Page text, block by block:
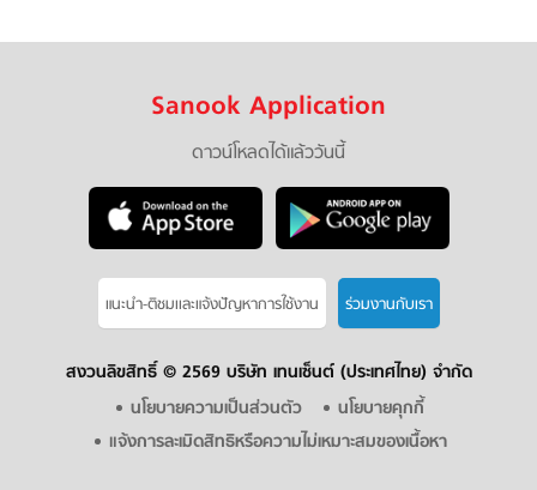
Sanook Application
ดาวน์โหลดได้แล้ววันนี้
แนะนำ-ติชมเเละแจ้งปัญหาการใช้งาน ร่วมงานกับเรา
สงวนลิขสิทธิ์ © 2569 บริษัท เทนเซ็นต์ (ประเทศไทย) จำกัด
นโยบายความเป็นส่วนตัว
นโยบายคุกกี้
แจ้งการละเมิดสิทธิหรือความไม่เหมาะสมของเนื้อหา